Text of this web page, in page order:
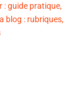
: guide pratique,
blog : rubriques,